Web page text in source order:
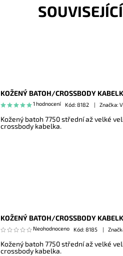
KOŽENÝ BATOH/CROSSBODY
1 hodnocení Kód: 8182 Značka:
Kožený batoh 7750 střední až velké
crossbody kabelka.
KOŽENÝ BATOH/CROSSBODY
Neohodnoceno Kód: 8185
Kožený batoh 7750 střední až velké
crossbody kabelka.